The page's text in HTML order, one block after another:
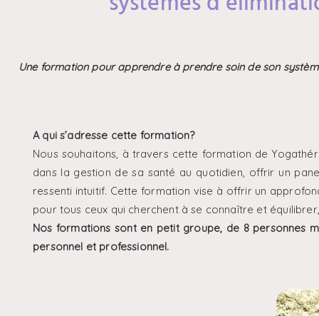
Une formation pour apprendre à prendre soin de son
A qui s’adresse cette formation?
Nous souhaitons, à travers cette formation de
dans la gestion de sa santé au quotidien, offrir un
ressenti intuitif. Cette formation vise à offrir un
pour tous ceux qui cherchent à se connaître et
Nos formations sont en petit groupe, de 8 personnes
personnel et professionnel.